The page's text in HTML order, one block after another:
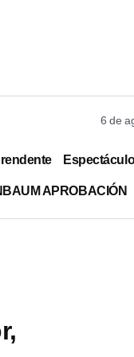
6 de
APROBACIÓN